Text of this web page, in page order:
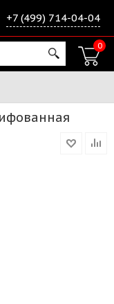
+7 (499) 714-04-04
0